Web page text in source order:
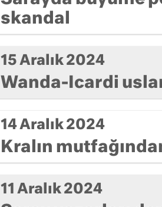
skandal
15 Aralık 2024
Wanda-Icardi
14 Aralık 2024
Kralın
11 Aralık 2024